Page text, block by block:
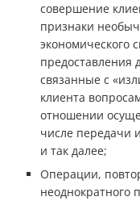
совершение
признаки
экономического
предоставления
связанные с
клиента
отношении
числе передачи
и так далее;
Операции,
неоднократного